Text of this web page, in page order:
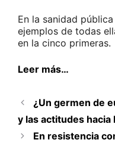
En la sanidad
ejemplos de todas
en la cinco primeras.
Leer más…
¿Un germen de
y las actitudes hacia
En resistencia